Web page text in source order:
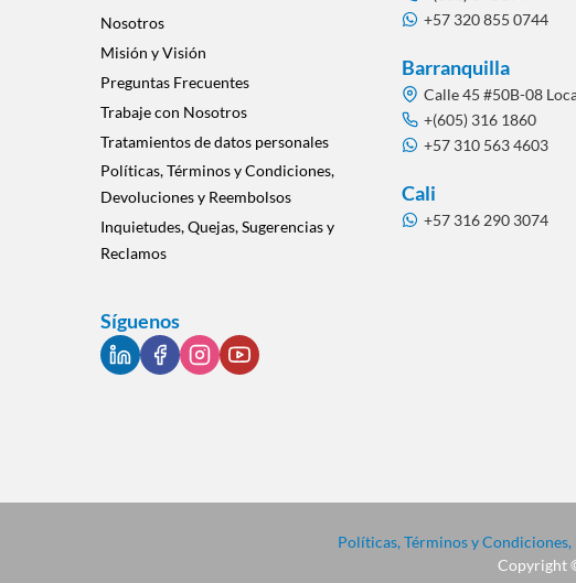
categoría
Nosotros
Misión y Visión
Preguntas Frecuentes
Trabaje con Nosotros
Tratamientos de datos personales
Políticas, Términos y Condiciones,
Devoluciones y Reembolsos
Inquietudes, Quejas, Sugerencias y
Reclamos
Síguenos
+57 320 855 0744
Barranquilla
Calle 45 #50B-08
+(605) 316 1860
+57 310 563 4603
Cali
+57 316 290 3074
Políticas, Términos y
Copyright